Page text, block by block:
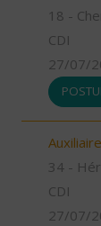
18 -
CDI
27/07/
34 -
CDI
27/07/